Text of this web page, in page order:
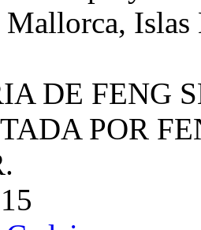
Mallorca, Islas
DE FENG
POR